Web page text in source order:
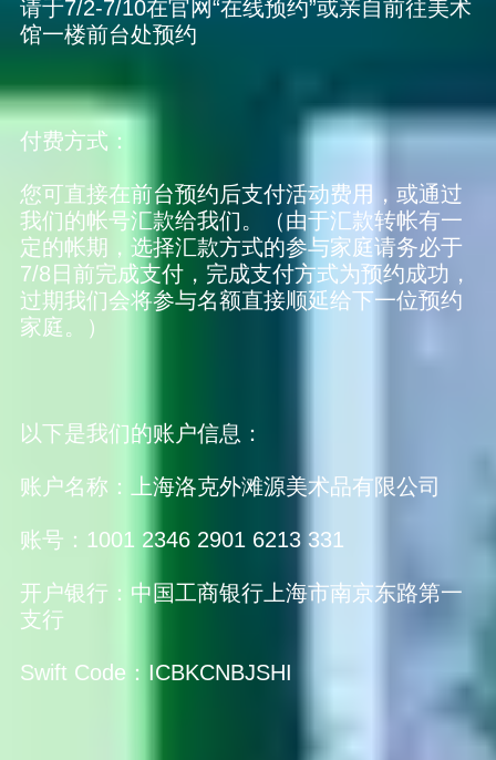
请于7/2-7/10在官网“在线预约”或亲自前往美术
馆一楼前台处预约
付费方式：
您可直接在前台预约后支付活动费用，或通过
我们的帐号汇款给我们。（由于汇款转帐有一
定的帐期，选择汇款方式的参与家庭请务必于
7/8日前完成支付，完成支付方式为预约成功，
过期我们会将参与名额直接顺延给下一位预约
家庭。）
以下是我们的账户信息：
账户名称：上海洛克外滩源美术品有限公司
账号：1001 2346 2901 6213 331
开户银行：中国工商银行上海市南京东路第一
支行
Swift Code：ICBKCNBJSHI